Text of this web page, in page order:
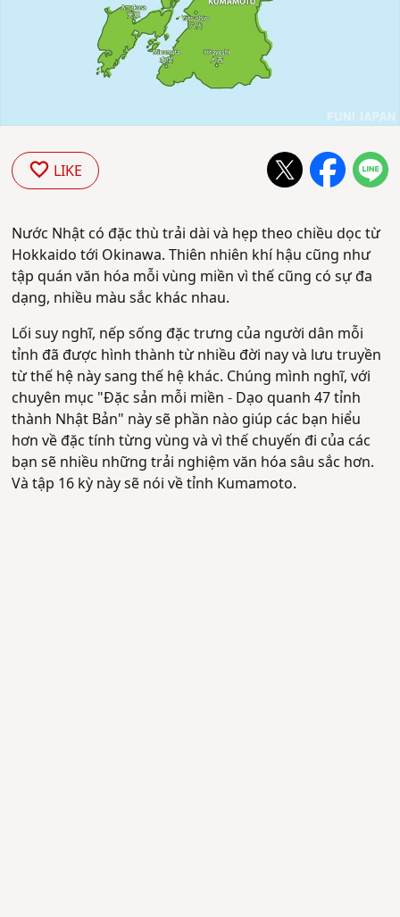
LIKE
Nước Nhật có đặc thù trải dài và hẹp theo chiều dọc từ
Hokkaido tới Okinawa. Thiên nhiên khí hậu cũng như
tập quán văn hóa mỗi vùng miền vì thế cũng có sự đa
dạng, nhiều màu sắc khác nhau.
Lối suy nghĩ, nếp sống đặc trưng của người dân mỗi
tỉnh đã được hình thành từ nhiều đời nay và lưu truyền
từ thế hệ này sang thế hệ khác. Chúng mình nghĩ, với
chuyên mục "Đặc sản mỗi miền - Dạo quanh 47 tỉnh
thành Nhật Bản" này sẽ phần nào giúp các bạn hiểu
hơn về đặc tính từng vùng và vì thế chuyến đi của các
bạn sẽ nhiều những trải nghiệm văn hóa sâu sắc hơn.
Và tập 16 kỳ này sẽ nói về tỉnh Kumamoto.